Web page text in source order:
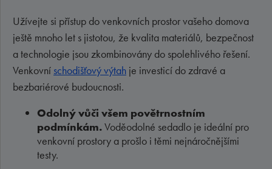
Užívejte si přístup do venkovních prostor vašeho domova
ještě mnoho let s jistotou, že kvalita materiálů, bezpečnost
a technologie jsou zkombinovány do spolehlivého řešení.
Venkovní schodišťový výtah je investicí do zdravé a
bezbariérové budoucnosti.
Odolný vůči všem povětrnostním
podmínkám.Voděodolné sedadlo je ideální pro
venkovní prostory a prošlo i těmi nejnáročnějšími
testy.